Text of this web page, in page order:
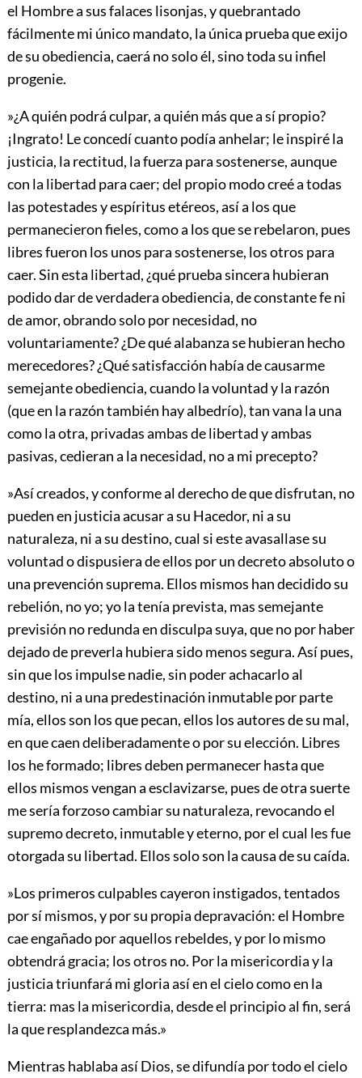
el Hombre a sus falaces lisonjas, y quebrantado
fácilmente mi único mandato, la única prueba que exijo
de su obediencia, caerá no solo él, sino toda su infiel
progenie.
»¿A quién podrá culpar, a quién más que a sí propio?
¡Ingrato! Le concedí cuanto podía anhelar; le inspiré la
justicia, la rectitud, la fuerza para sostenerse, aunque
con la libertad para caer; del propio modo creé a todas
las potestades y espíritus etéreos, así a los que
permanecieron fieles, como a los que se rebelaron, pues
libres fueron los unos para sostenerse, los otros para
caer. Sin esta libertad, ¿qué prueba sincera hubieran
podido dar de verdadera obediencia, de constante fe ni
de amor, obrando solo por necesidad, no
voluntariamente? ¿De qué alabanza se hubieran hecho
merecedores? ¿Qué satisfacción había de causarme
semejante obediencia, cuando la voluntad y la razón
(que en la razón también hay albedrío), tan vana la una
como la otra, privadas ambas de libertad y ambas
pasivas, cedieran a la necesidad, no a mi precepto?
»Así creados, y conforme al derecho de que disfrutan, no
pueden en justicia acusar a su Hacedor, ni a su
naturaleza, ni a su destino, cual si este avasallase su
voluntad o dispusiera de ellos por un decreto absoluto o
una prevenciónsuprema. Ellos mismos han decidido su
rebelión, no yo; yo la tenía prevista, mas semejante
previsión no redunda en disculpa suya, que no por haber
dejado de preverla hubiera sido menos segura. Así pues,
sin que los impulse nadie, sin poder achacarlo al
destino, ni a una predestinación inmutable por parte
mía, ellos son los que pecan, ellos los autores de su mal,
en que caen deliberadamente o por su elección. Libres
los he formado; libres deben permanecer hasta que
ellos mismos vengan a esclavizarse, pues de otra suerte
me sería forzoso cambiar su naturaleza, revocando el
supremo decreto, inmutable y eterno, por el cual les fue
otorgada su libertad. Ellos solo son la causa de su caída.
»Los primeros culpables cayeron instigados, tentados
por sí mismos, y por su propia depravación: el Hombre
cae engañado por aquellos rebeldes, y por lo mismo
obtendrá gracia; los otros no. Por la misericordia y la
justicia triunfará mi gloria así en el cielo como en la
tierra: mas la misericordia, desde el principio al fin, será
la que resplandezca más.»
Mientras hablaba así Dios, se difundía por todo el cielo